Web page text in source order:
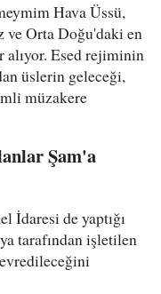
Hava Üssü,
ve Orta Doğu'daki en
alıyor. Esed rejiminin
üslerin geleceği,
müzakere
Şam'a
İdaresi de yaptığı
tarafından işletilen